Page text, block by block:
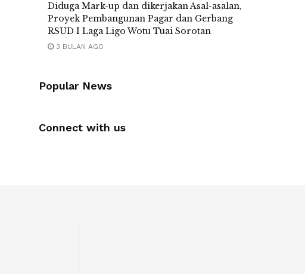
Diduga Mark-up dan dikerjakan Asal-asalan,
Proyek Pembangunan Pagar dan Gerbang
RSUD I Laga Ligo Wotu Tuai Sorotan
3 BULAN AGO
Popular News
Connect with us